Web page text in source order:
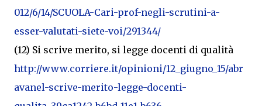
012/6/14/SCUOLA-Cari-prof-negli-scrutini-a-
esser-valutati-siete-voi/291344/
(12) Si scrive merito, si legge docenti di qualità
http://www.corriere.it/opinioni/12_giugno_15/abr
avanel-scrive-merito-legge-docenti-